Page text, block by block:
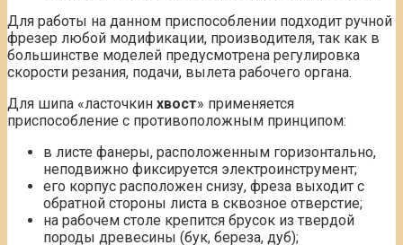
Для работы на данном приспособлении подходит ручной
фрезер любой модификации, производителя, так как в
большинстве моделей предусмотрена регулировка
скорости резания, подачи, вылета рабочего органа.
Для шипа «ласточкин хвост» применяется
приспособление с противоположным принципом:
в листе фанеры, расположенным горизонтально,
неподвижно фиксируется электроинструмент;
его корпус расположен снизу, фреза выходит с
обратной стороны листа в сквозное отверстие;
на рабочем столе крепится брусок из твердой
породы древесины (бук, береза, дуб);